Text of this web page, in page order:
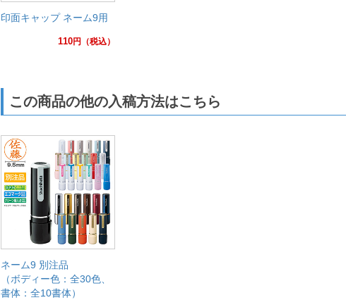
印面キャップ ネーム9用
110円 （税込）
この商品の他の入稿方法はこちら
ネーム9 別注品
（ボディー色：全30色、
書体：全10書体）